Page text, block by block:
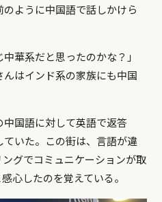
ように中国語で話しかけら
華系だと思ったのかな？」
はインド系の家族にも中国
国語に対して英語で返答
ていた。この街は、言語が違
グでコミュニケーションが取
心したのを覚えている。